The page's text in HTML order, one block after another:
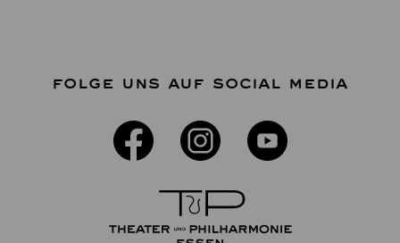
FOLGE UNS AUF SOCIAL MEDIA